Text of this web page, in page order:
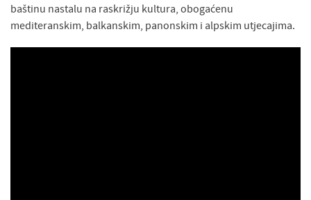
baštinu nastalu na raskrižju kultura, obogaćenu
mediteranskim, balkanskim, panonskim i alpskim utjecajima.